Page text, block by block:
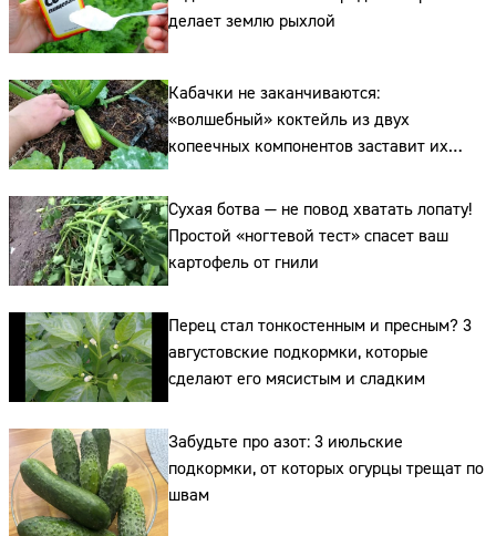
делает землю рыхлой
Кабачки не заканчиваются:
«волшебный» коктейль из двух
копеечных компонентов заставит их
плодоносить до самых заморозков
Сухая ботва — не повод хватать лопату!
Простой «ногтевой тест» спасет ваш
картофель от гнили
Перец стал тонкостенным и пресным? 3
августовские подкормки, которые
сделают его мясистым и сладким
Забудьте про азот: 3 июльские
подкормки, от которых огурцы трещат по
швам
Сайт:
Адрес: